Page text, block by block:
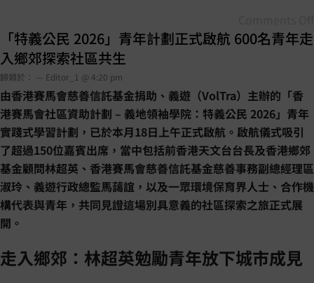
「特義公民 2026」青年計劃正式啟航 600名青年走
入鄉郊探索社區共生
歸類於： — Editor_1 @ 4:20 pm
由香港賽馬會慈善信託基金捐助、義遊（VolTra）主辦的「香
港賽馬會社區資助計劃 – 義地領袖學院：特義公民 2026」青年
實踐式學習計劃，已於本月18日上午正式啟航。啟航儀式吸引
了超過150位嘉賓出席，當中包括前香港天文台台長及香港鄉郊
基金顧問林超英、香港賽馬會慈善信託基金慈善事務副總經理區
淑玲、義遊行政總監馬藹誼，以及一眾環境保育界人士、合作機
構代表與青年，共同見證這場別具意義的社區探索之旅正式展
開。
走入鄉郊：林超英勉勵青年放下城市成見